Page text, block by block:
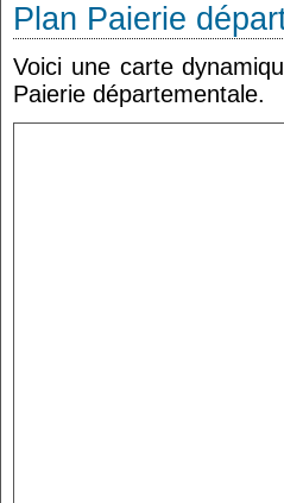
Plan Paierie
Voici une carte
Paierie départementale.